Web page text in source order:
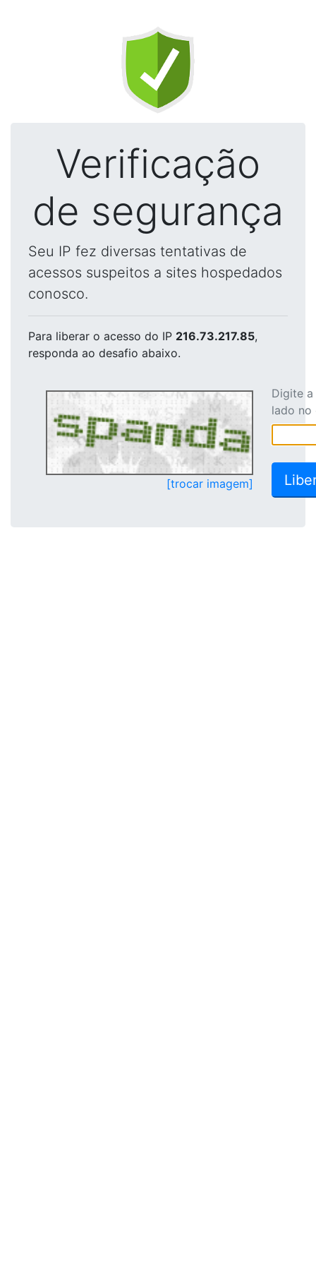
Verificação
de segurança
Seu IP fez diversas tentativas de
acessos suspeitos a sites hospedados
conosco.
Para liberar o acesso do IP 216.73.217.85,
responda ao desafio abaixo.
[trocar imagem]
Digite
lado no